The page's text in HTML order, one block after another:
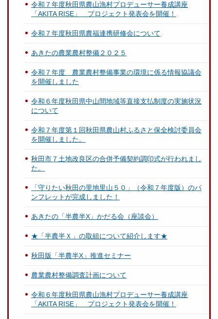
令和７年度秋田県農山漁村プロデューサー養成講座
「AKITA RISE」 プロジェクト発表会を開催！
令和７年度秋田県農福連携研修会について
あきたの農業農村整備２０２５
令和７年度 農業農村整備事業の環境に係る情報協議会
を開催しました
令和６年度秋田県中山間地域等直接支払制度の実施状況
について
令和７年度第１回秋田県農山村ふるさと保全検討委員会
を開催しました。
秋田市７土地改良区の合併予備契約調印式が行われまし
た。
「守りたい秋田の里地里山５０」（令和７年度版）のパ
ンフレットが完成しました！
あきたの「半農半X」かだる会（座談会）
★「半農半Ｘ」の取組について紹介します★
秋田版「半農半X」推進セミナー
農業農村整備調査計画について
令和６年度秋田県農山漁村プロデューサー養成講座
「AKITA RISE」 プロジェクト発表会を開催！